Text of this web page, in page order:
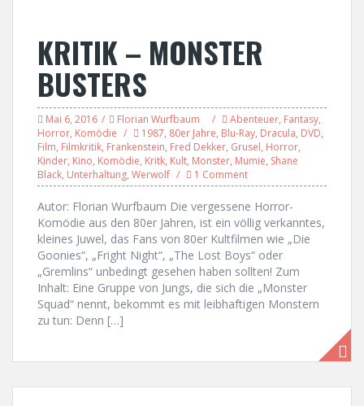
KRITIK – MONSTER
BUSTERS
Mai 6, 2016 Florian Wurfbaum Abenteuer, Fantasy,
Horror, Komödie 1987, 80er Jahre, Blu-Ray, Dracula, DVD,
Film, Filmkritik, Frankenstein, Fred Dekker, Grusel, Horror,
Kinder, Kino, Komödie, Kritk, Kult, Monster, Mumie, Shane
Black, Unterhaltung, Werwolf 1 Comment
Autor: Florian Wurfbaum Die vergessene Horror-
Komödie aus den 80er Jahren, ist ein völlig verkanntes,
kleines Juwel, das Fans von 80er Kultfilmen wie „Die
Goonies“, „Fright Night“, „The Lost Boys“ oder
„Gremlins“ unbedingt gesehen haben sollten! Zum
Inhalt: Eine Gruppe von Jungs, die sich die „Monster
Squad“ nennt, bekommt es mit leibhaftigen Monstern
zu tun: Denn […]